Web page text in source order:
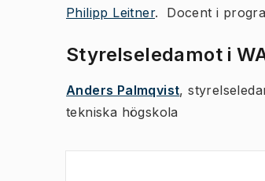
Philipp Leitner. Docent i
Styrelseledamot i
Anders Palmqvist,
tekniska högskola